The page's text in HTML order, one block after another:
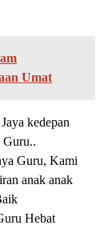
Umat
kedepan
Guru..
Guru, Kami
anak anak
Hebat